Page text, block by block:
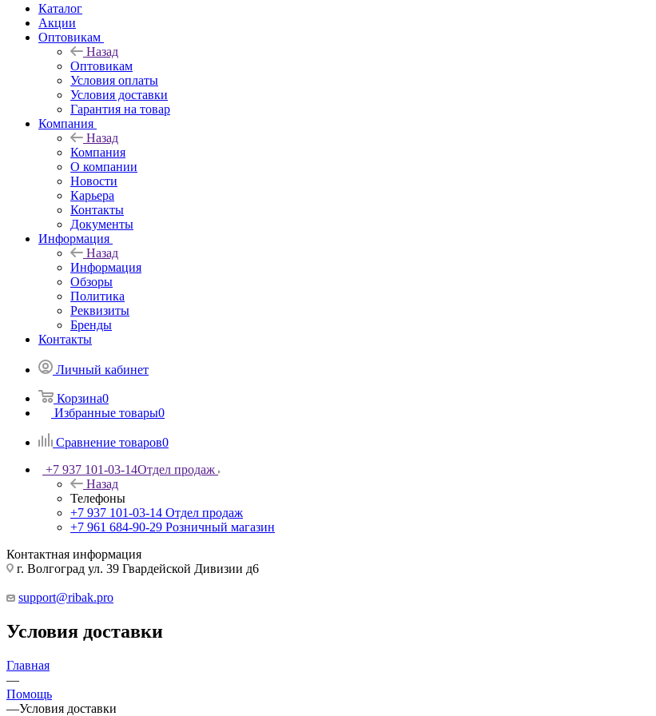
Каталог
Акции
Оптовикам
Назад
Оптовикам
Условия оплаты
Условия доставки
Гарантия на товар
Компания
Назад
Компания
О компании
Новости
Карьера
Контакты
Документы
Информация
Назад
Информация
Обзоры
Политика
Реквизиты
Бренды
Контакты
Личный кабинет
Корзина0
Избранные товары0
Сравнение товаров0
+7 937 101-03-14Отдел продаж
Назад
Телефоны
+7 937 101-03-14 Отдел продаж
+7 961 684-90-29 Розничный магазин
Контактная информация
г. Волгоград ул. 39 Гвардейской Дивизии д6
support@ribak.pro
Условия доставки
Главная
—
Помощь
—Условия доставки